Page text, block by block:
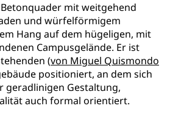
mit weitgehend
und würfelförmigem
Hang auf dem hügeligen, mit
Campusgelände. Er ist
(von Miguel Quismondo
positioniert, an dem sich
geradlinigen Gestaltung,
auch formal orientiert.